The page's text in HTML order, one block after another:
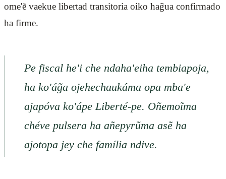
ome'ẽ vaekue libertad transitoria oiko hag̃ua confirmado
ha firme.
Pe fiscal he'i che ndaha'eiha tembiapoja,
ha ko'ág̃a ojehechaukáma opa mba'e
ajapóva ko'ápe Liberté-pe. Oñemoĩma
chéve pulsera ha añepyrũma asẽ ha
ajotopa jey che família ndive.